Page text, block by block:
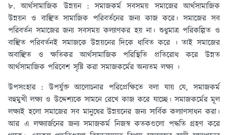
৮. আর্থসামাজিক উন্নয়ন : সমাজকর্ম সবসময় সমাজের আর্থসামাজিক
উন্নয়ন ও বাঞ্ছিত সামাজিক পরিবর্তনের জন্য কাজ করে। সমাজের সব
পরিবর্তন সমাজের জন্য সবসময় কল্যাণকর হয় না। শুধুমাত্র পরিকল্পিত ও
বাঞ্ছিত পরিবর্তনই সমাজকে উন্নয়নের দিকে ধাবিত করে । তাই সমাজের
অবাঞ্ছিত ও ক্ষতিকর আর্থসামাজিক পরিস্থিতি প্রতিরোধ করে উন্নত
আর্থসামাজিক পরিবেশ সৃষ্টি করা সমাজকর্মের অন্যতম লক্ষ্য ।
উপসংহার :উপর্যুক্ত আলোচনার পরিপ্রেক্ষিতে বলা যায় যে, সমাজকর্ম
বহুমুখী লক্ষ্য ও উদ্দেশ্যকে সামনে রেখে কাজ করে যাচ্ছে। সমাজকর্মের মূল
লক্ষ্যই হলো সমাজের সব মানুষের উন্নয়নের জন্য সার্বিক কল্যাণসাধন করা।
আর এ লক্ষ্যার্জনের জন্য সমাজকর্ম নিজস্ব কতকগুলো পদ্ধতি গ্রহণ করে